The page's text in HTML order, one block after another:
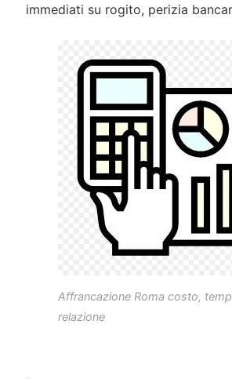
immediati su rogito, perizia
Affrancazione Roma costo,
relazione